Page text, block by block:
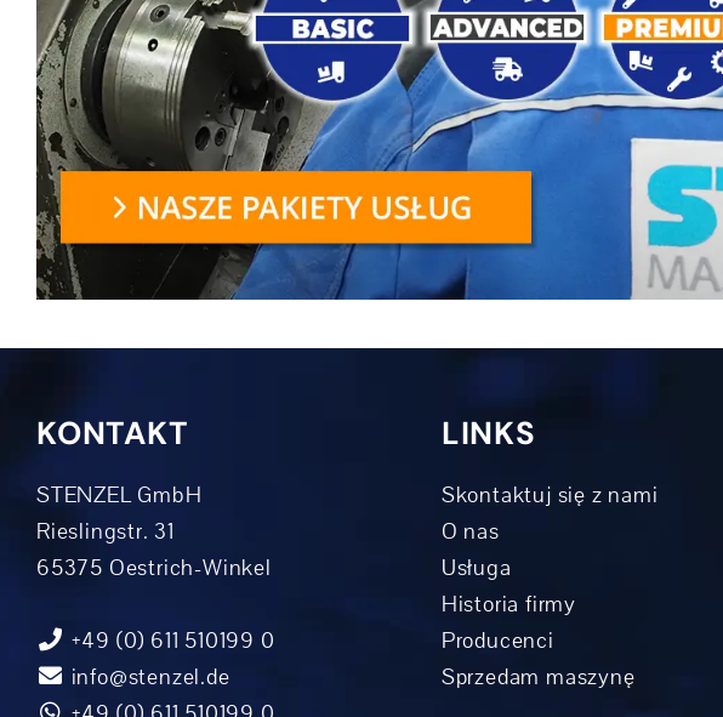
KONTAKT
STENZEL GmbH
Rieslingstr. 31
65375 Oestrich-Winkel
+49 (0) 611 510199 0
info@stenzel.de
LINKS
Skontaktuj się z nami
O nas
Usługa
Historia firmy
Producenci
Sprzedam maszynę